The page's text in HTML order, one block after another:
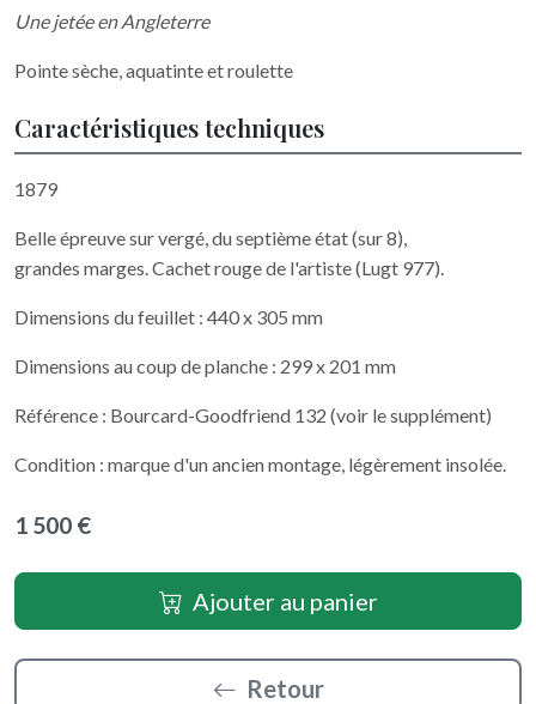
Une jetée en Angleterre
Pointe sèche, aquatinte et roulette
Caractéristiques techniques
1879
Belle épreuve sur vergé, du septième état (sur 8),
grandes marges. Cachet rouge de l'artiste (Lugt 977).
Dimensions du feuillet : 440 x 305 mm
Dimensions au coup de planche : 299 x 201 mm
Référence : Bourcard-Goodfriend 132 (voir le supplément)
Condition : marque d'un ancien montage, légèrement insolée.
1 500 €
Ajouter au panier
Retour